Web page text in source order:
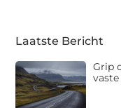
Laatste Bericht
Grip